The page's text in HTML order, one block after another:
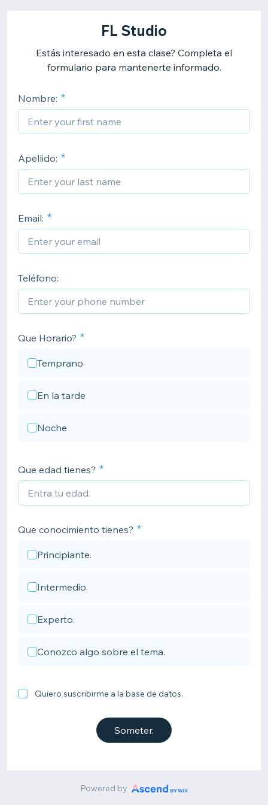
FL Studio
Estás interesado en esta clase? Completa el
formulario para mantenerte informado.
Nombre:
Apellido:
Email:
Teléfono:
Que Horario?
Temprano
En la tarde
Noche
Que edad tienes?
Que conocimiento tienes?
Principiante.
Intermedio.
Experto.
Conozco algo sobre el tema.
Quiero suscribirme a la base de datos.
Someter.
Powered by